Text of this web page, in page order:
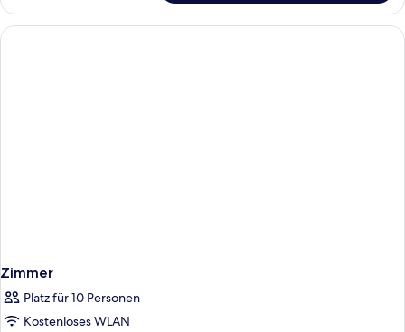
1
Schlafzimmer
Zimmer
Platz für 10 Personen
Kostenloses WLAN